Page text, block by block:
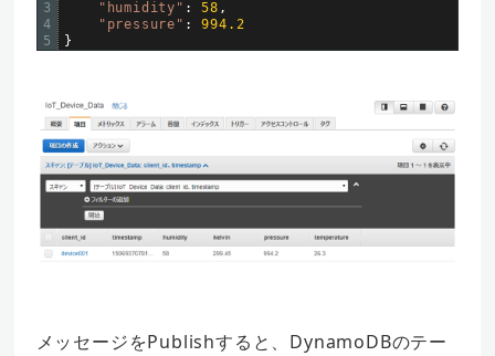
3
4
5
"humidity" : 58 ,
"pressure" :
994.2
}
メッセージをPublishすると、DynamoDBのテー